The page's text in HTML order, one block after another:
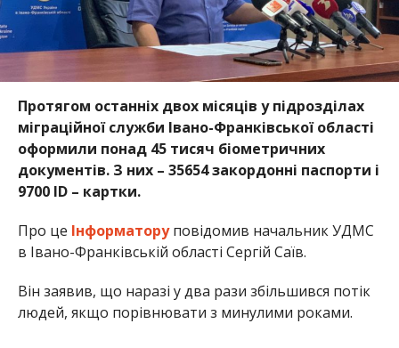
Протягом останніх двох місяців у підрозділах
міграційної служби Івано-Франківської області
оформили понад 45 тисяч біометричних
документів. З них – 35654 закордонні паспорти і
9700 ID – картки.
Про це Інформаторуповідомив начальник УДМС
в Івано-Франківській області Сергій Саїв.
Він заявив, що наразі у два рази збільшився потік
людей, якщо порівнювати з минулими роками.